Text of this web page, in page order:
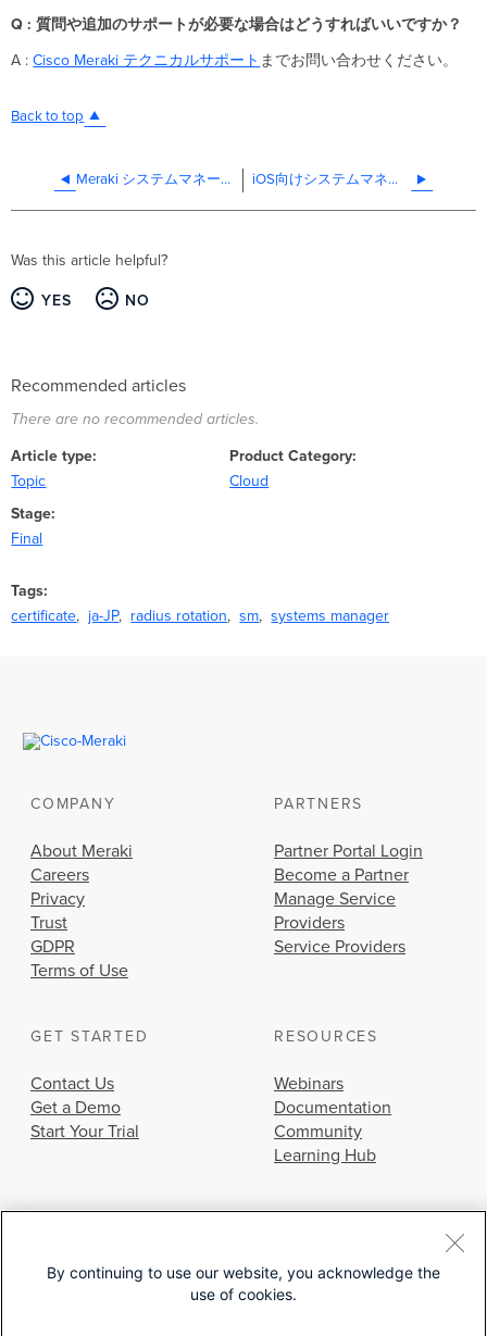
Q : 質問や追加のサポートが必要な場合はどうすればいいですか？
A :Cisco Meraki テクニカルサポート までお問い合わせください。
Back to top
Meraki システムマネージャー EOL に伴う MDM 移行について iOS向けシステムマネージャーの位置情報を管理する
Was this article helpful?
YES NO
Recommended articles
There are no recommended articles.
Article type
Topic
Product Category
Cloud
Stage
Final
Tags
certificate
ja-JP radius rotation sm systems manager
COMPANY
About Meraki
Careers
Privacy
Trust
GDPR
Terms of Use
PARTNERS
Partner Portal Login
Become a Partner
Manage Service
Providers
Service Providers
GET STARTED
Contact Us
Get a Demo
Start Your Trial
RESOURCES
Webinars
Documentation
Community
Learning Hub
© 2026 Cisco Systems, Inc.
By continuing to use our website, you acknowledge the
use of cookies.